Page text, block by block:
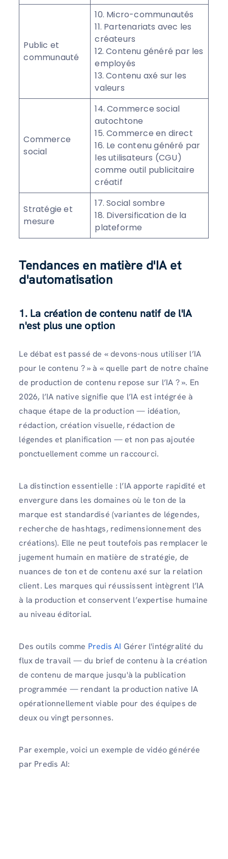
Public et
communauté
10. Micro-communautés
11. Partenariats avec les
créateurs
12. Contenu généré par les
employés
13. Contenu axé sur les
valeurs
Commerce
social
14. Commerce social
autochtone
15. Commerce en direct
16. Le contenu généré par
les utilisateurs (CGU)
comme outil publicitaire
créatif
Stratégie et
mesure
17. Social sombre
18. Diversification de la
plateforme
Tendances en matière d'IA et
d'automatisation
1. La création de contenu natif de l'IA
n'est plus une option
Le débat est passé de « devons-nous utiliser l’IA
pour le contenu ? » à « quelle part de notre chaîne
de production de contenu repose sur l’IA ? ». En
2026, l’IA native signifie que l’IA est intégrée à
chaque étape de la production — idéation,
rédaction, création visuelle, rédaction de
légendes et planification — et non pas ajoutée
ponctuellement comme un raccourci.
La distinction essentielle : l’IA apporte rapidité et
envergure dans les domaines où le ton de la
marque est standardisé (variantes de légendes,
recherche de hashtags, redimensionnement des
créations). Elle ne peut toutefois pas remplacer le
jugement humain en matière de stratégie, de
nuances de ton et de contenu axé sur la relation
client. Les marques qui réussissent intègrent l’IA
à la production et conservent l’expertise humaine
au niveau éditorial.
Des outils comme Predis AI Gérer l'intégralité du
flux de travail — du brief de contenu à la création
de contenu de marque jusqu'à la publication
programmée — rendant la production native IA
opérationnellement viable pour des équipes de
deux ou vingt personnes.
Par exemple, voici un exemple de vidéo générée
par Predis AI: